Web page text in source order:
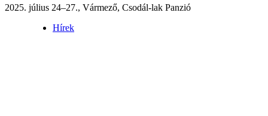
2025. július 24–27., Vármező, Csodál-lak Panzió
Hírek